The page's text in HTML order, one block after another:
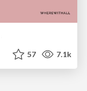
57 7.1k